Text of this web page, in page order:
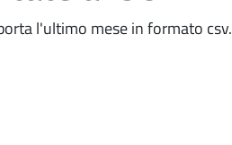
l'ultimo mese in formato csv.